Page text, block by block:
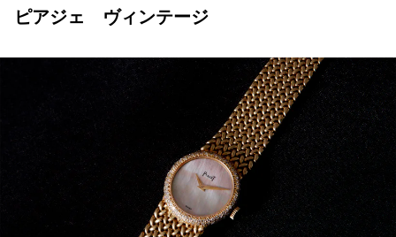
ピアジェ ヴィンテージ